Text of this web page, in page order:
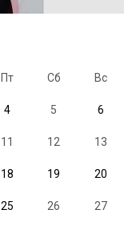
Пт Сб Вс
4 5 6
11 12 13
18 19 20
25 26 27